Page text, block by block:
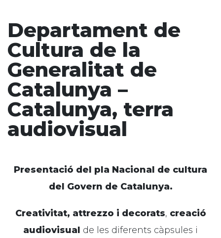
Departament de
Cultura de la
Generalitat de
Catalunya –
Catalunya, terra
audiovisual
Presentació del pla Nacional de cultura
del Govern de Catalunya.
Creativitat, attrezzo i decorats, creació
audiovisual de les diferents càpsules i